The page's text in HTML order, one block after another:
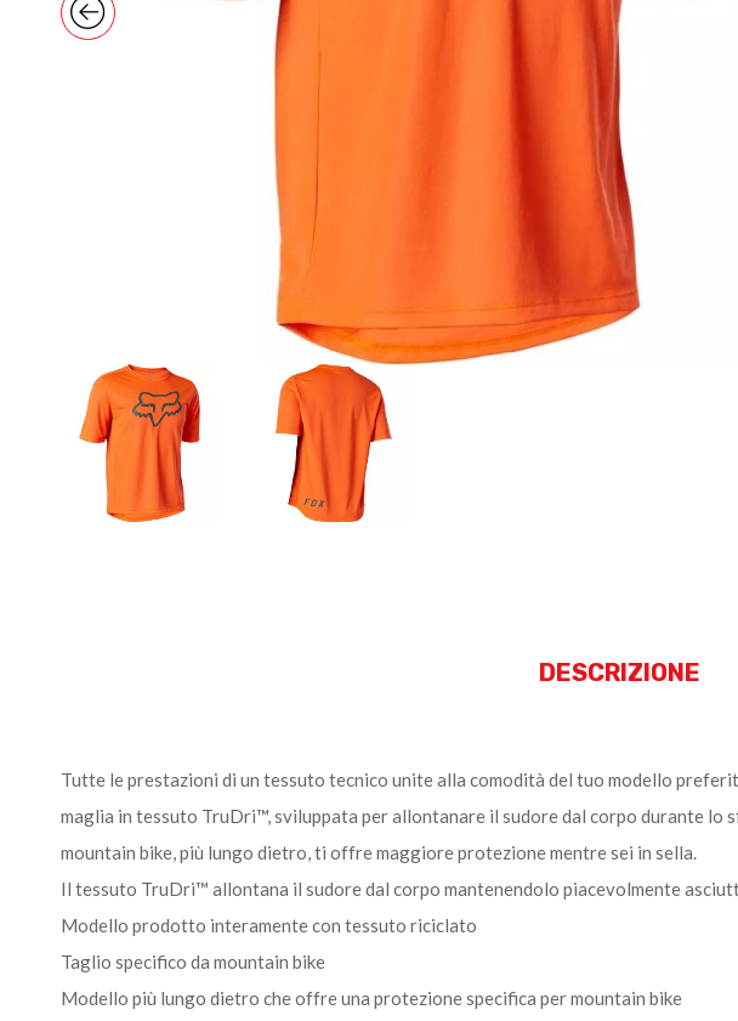
DESCRIZIONE
Tutte le prestazioni di un tessuto tecnico unite alla comodità del tuo modello
maglia in tessuto TruDri™, sviluppata per allontanare il sudore dal corpo durante
mountain bike, più lungo dietro, ti offre maggiore protezione mentre sei in sella.
Il tessuto TruDri™ allontana il sudore dal corpo mantenendolo piacevolmente
Modello prodotto interamente con tessuto riciclato
Taglio specifico da mountain bike
Modello più lungo dietro che offre una protezione specifica per mountain bike